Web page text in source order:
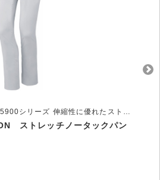
ストレッチノータックパン